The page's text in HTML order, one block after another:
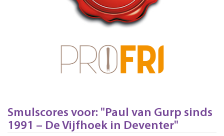
Smulscores voor: "Paul van Gurp sinds
1991 – De Vijfhoek in Deventer"